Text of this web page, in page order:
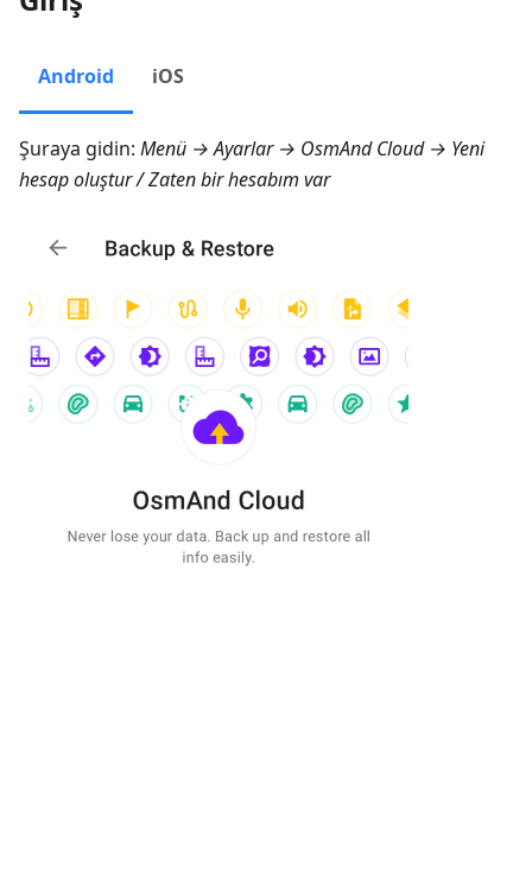
Android iOS
Şuraya gidin: Menü → Ayarlar → OsmAnd Cloud → Yeni
hesap oluştur/Zaten bir hesabım var